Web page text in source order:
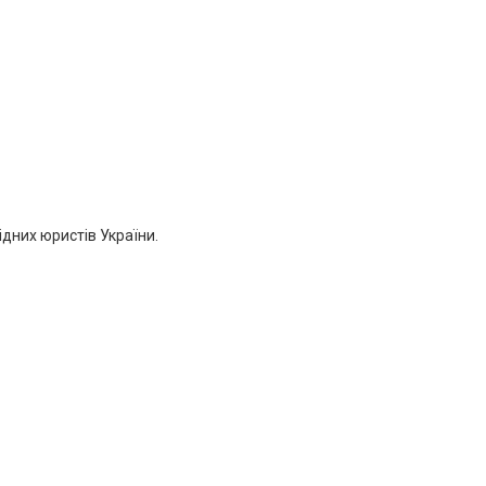
юристів України.